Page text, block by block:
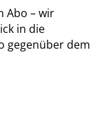
Abo – wir
in die
gegenüber dem